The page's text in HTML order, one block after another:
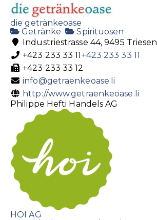
die getränkeoase
Getränke
Spirituosen
Industriestrasse 44, 9495 Triesen
+423 233 33 11 +423 233 33 11
+423 233 33 12
info@getraenkeoase.li
http://www.getraenkeoase.li
Philippe Hefti Handels AG
HOI AG